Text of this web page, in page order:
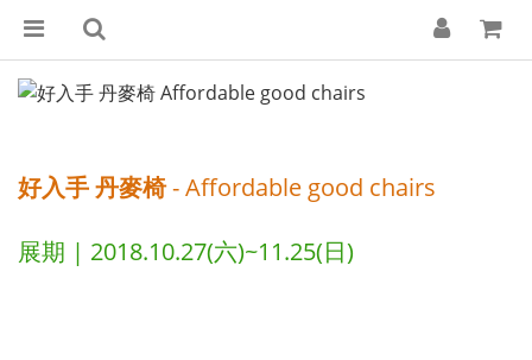
好入手 丹麥椅- Affordable good chairs
展期 | 2018.10.27(六)~11.25(日)